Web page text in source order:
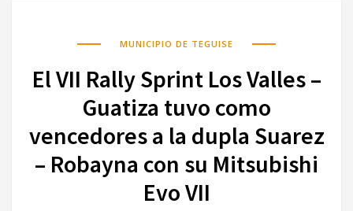
MUNICIPIO DE TEGUISE
El VII Rally Sprint Los Valles –
Guatiza tuvo como
vencedores a la dupla Suarez
– Robayna con su Mitsubishi
Evo VII